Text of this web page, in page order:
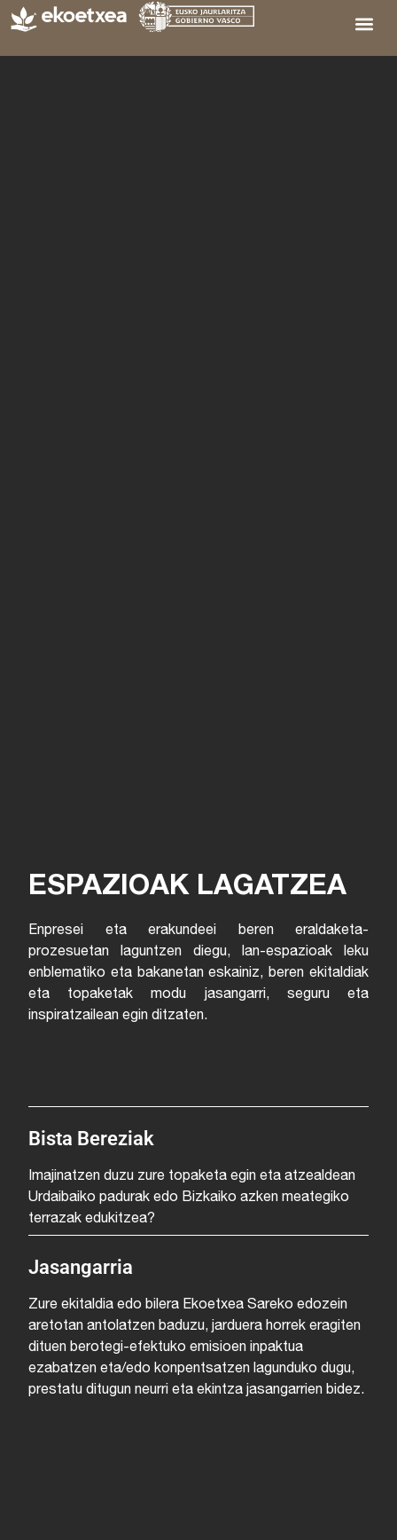
ESPAZIOAK LAGATZEA
Enpresei eta erakundeei beren eraldaketa-
prozesuetan laguntzen diegu, lan-espazioak leku
enblematiko eta bakanetan eskainiz, beren ekitaldiak
eta topaketak modu jasangarri, seguru eta
inspiratzailean egin ditzaten.
Bista Bereziak
Imajinatzen duzu zure topaketa egin eta atzealdean
Urdaibaiko padurak edo Bizkaiko azken meategiko
terrazak edukitzea?
Jasangarria
Zure ekitaldia edo bilera Ekoetxea Sareko edozein
aretotan antolatzen baduzu, jarduera horrek eragiten
dituen berotegi-efektuko emisioen inpaktua
ezabatzen eta/edo konpentsatzen lagunduko dugu,
prestatu ditugun neurri eta ekintza jasangarrien bidez.